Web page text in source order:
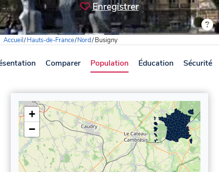
Enregistrer
Accueil/Hauts-de-France/Nord/Busigny
Comparer Population Éducation Sécurité
+
−